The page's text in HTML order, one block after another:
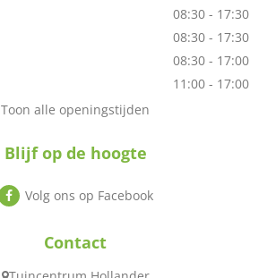
08:30 - 17:30
08:30 - 17:30
08:30 - 17:00
11:00 - 17:00
Toon alle openingstijden
Blijf op de hoogte
Volg ons op Facebook
Contact